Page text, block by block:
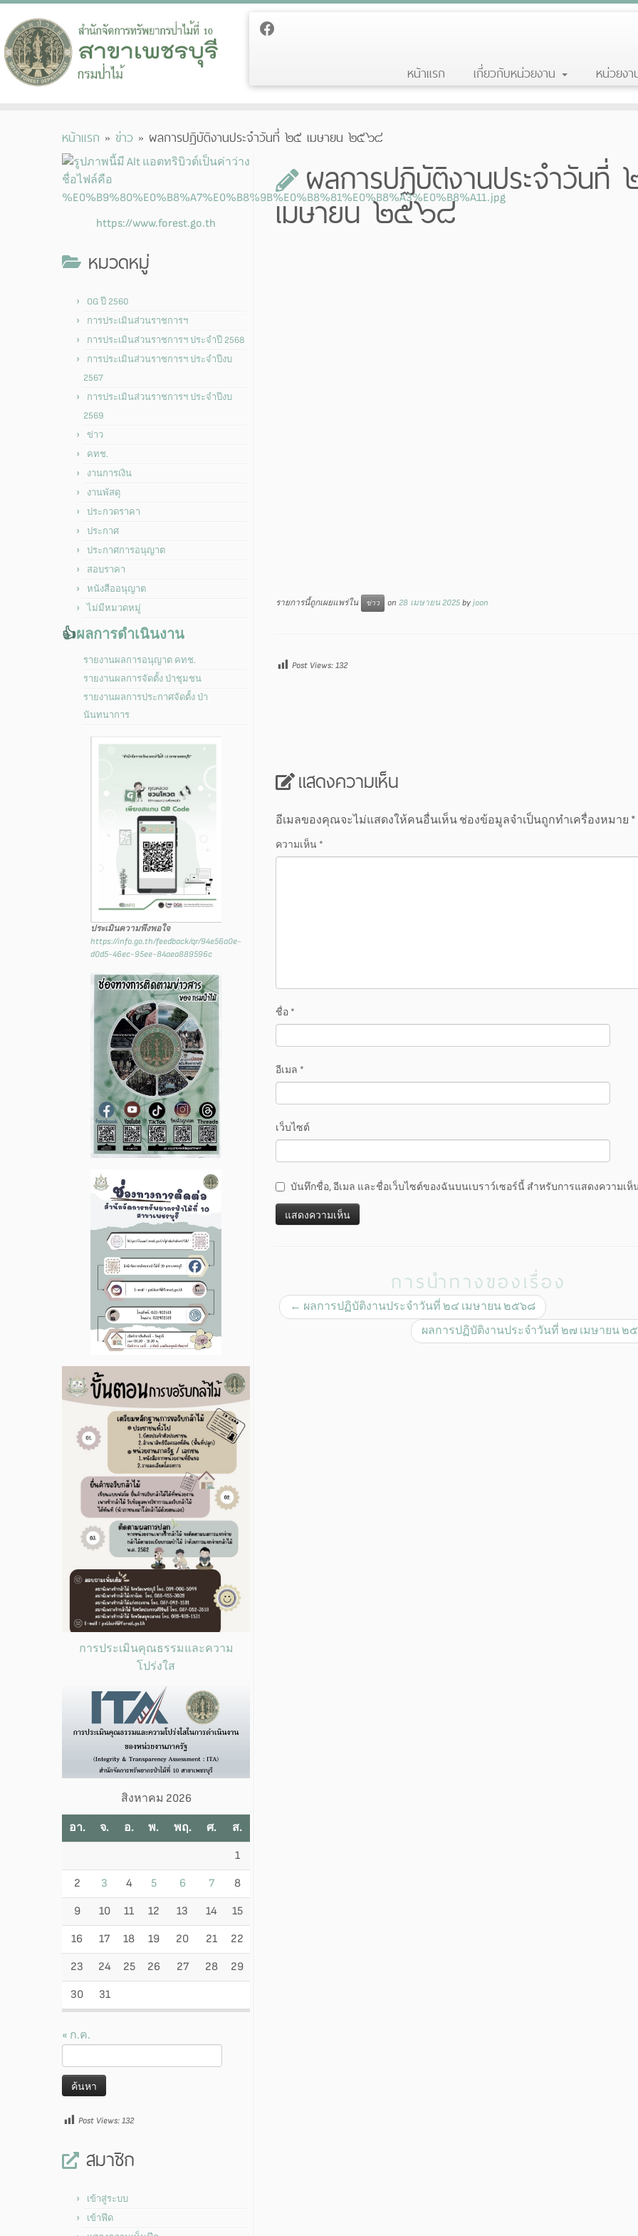
หน้าแรก เกี่ยวกับหน่วยงาน หน่วยงา
หน้าแรก » ข่าว » ผลการปฏิบัติงานประจำวันที่ ๒๕ เมษายน ๒๕๖๘
https://www.forest.go.th
หมวดหมู่
OG ปี 2560
การประเมินส่วนราชการฯ
การประเมินส่วนราชการฯ ประจำปี 2568
การประเมินส่วนราชการฯ ประจำปีงบ
2567
การประเมินส่วนราชการฯ ประจำปีงบ
2569
ข่าว
คทช.
งานการเงิน
งานพัสดุ
ประกวดราคา
ประกาศ
ประกาศการอนุญาต
สอบราคา
หนังสืออนุญาต
ไม่มีหมวดหมู่
👍ผลการดำเนินงาน
รายงานผลการอนุญาต คทช.
รายงานผลการจัดตั้ง ป่าชุมชน
รายงานผลการประกาศจัดตั้ง ป่า
นันทนาการ
ประเมินความพึงพอใจ
https://info.go.th/feedback/qr/94e56a0e-
d0d5-46ec-95ee-84aea889596c
การประเมินคุณธรรมและความ
โปร่งใส
สิงหาคม 2026
อา. จ. อ. พ. พฤ. ศ. ส.
1
2 3 4 5 6 7 8
9 10 11 12 13 14 15
16 17 18 19 20 21 22
23 24 25 26 27 28 29
30 31
« ก.ค.
สำหรับ:
Post Views: 132
สมาชิก
เข้าสู่ระบบ
เข้าฟีด
ผลการปฏิบัติงานประจำวันที่
เมษายน ๒๕๖๘
รายการนี้ถูกเผยแพร่ใน ข่าว on 28 เมษายน 2025 by joon
Post Views: 132
แสดงความเห็น
อีเมลของคุณจะไม่แสดงให้คนอื่นเห็น ช่องข้อมูลจำเป็นถูกทำเครื่องหมาย *
ความเห็น *
ชื่อ *
อีเมล *
เว็บไซต์
บันทึกชื่อ, อีเมล และชื่อเว็บไซต์ของฉันบนเบราว์เซอร์นี้ สำหรับการแสดงความเห็
การนำทางของเรื่อง
← ผลการปฏิบัติงานประจำวันที่ ๒๔ เมษายน ๒๕๖๘
ผลการปฏิบัติงานประจำวันที่ ๒๗ เมษายน ๒